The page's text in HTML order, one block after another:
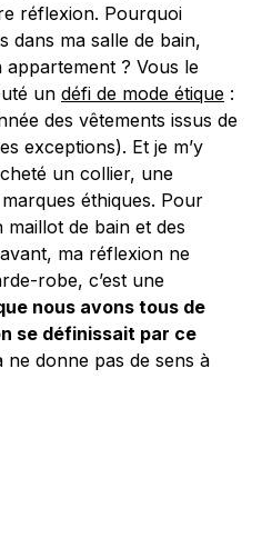
réflexion. Pourquoi
dans ma salle de bain,
? Vous le
un défi de mode étique :
des vêtements issus de
exceptions). Et je m’y
un collier, une
éthiques. Pour
maillot de bain et des
ma réflexion ne
robe, c’est une
nous avons tous de
se définissait par ce
ne donne pas de sens à